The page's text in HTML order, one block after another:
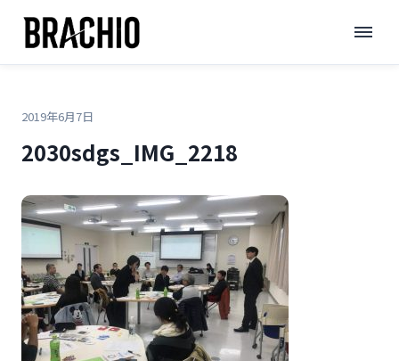
テ
TOP >> 2030sdgs_IMG_2218
2019年6月7日
2030sdgs_IMG_2218